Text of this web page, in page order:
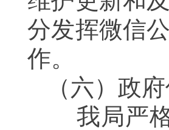
分发挥微信
作。
（六） 政
我局严